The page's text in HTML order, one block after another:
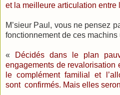
et la meilleure articulation entre
M’sieur Paul, vous ne pensez
fonctionnement de ces
«
Décidés dans le plan
engagements de revalorisation
le complément familial et
sont confirmés. Mais elles